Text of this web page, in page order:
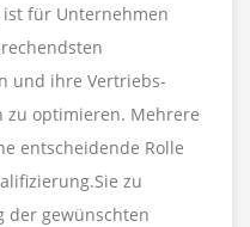
für Unternehmen
und ihre Vertriebs-
zu optimieren. Mehrere
entscheidende Rolle
zu
der gewünschten